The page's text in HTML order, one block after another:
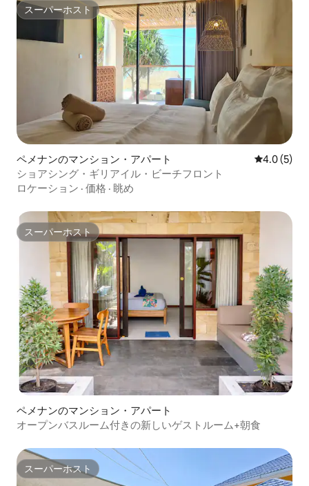
スーパーホスト
スーパーホスト
ペメナンのマンション・アパート レビュー5
4.0 (5)
ショアシング・ギリアイル・ビーチフロント
ロケーション · 価格 · 眺め
スーパーホスト
スーパーホスト
ペメナンのマンション・アパート
オープンバスルーム付きの新しいゲストルーム+朝食
スーパーホスト
スーパーホスト